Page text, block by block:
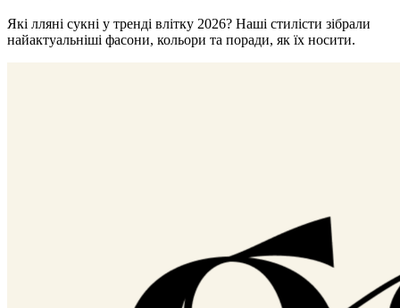
Які лляні сукні у тренді влітку 2026? Наші стилісти зібрали
найактуальніші фасони, кольори та поради, як їх носити.